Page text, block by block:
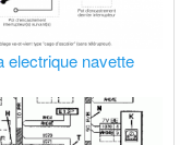
electrique navette